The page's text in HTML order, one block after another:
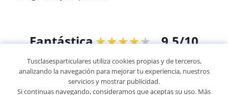
Fantástica★★★★★ 9,5/10
305915opiniones de alumnos
Tusclasesparticulares utiliza cookies propias y de terceros,
analizando la navegación para mejorar tu experiencia, nuestros
servicios y mostrar publicidad.
Si continuas navegando, consideramos que aceptas su uso. Más